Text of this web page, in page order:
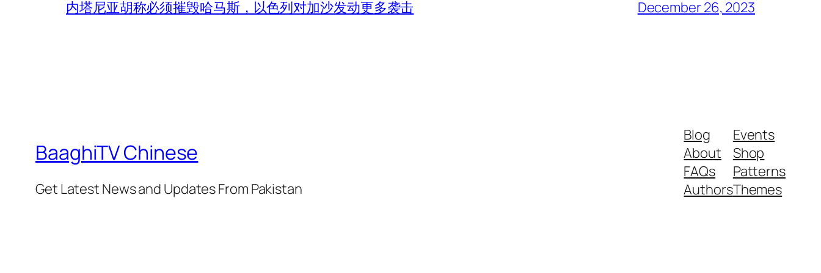
内塔尼亚胡称必须摧毁哈马斯，以色列对加沙发动更多袭击 December 26, 2023
BaaghiTV Chinese
Get Latest News and Updates From Pakistan
Blog
About
FAQs
Authors
Events
Shop
Patterns
Themes